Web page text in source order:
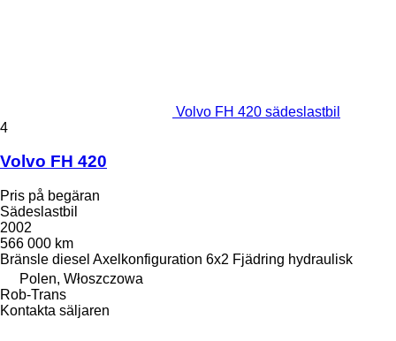
Volvo FH 420 sädeslastbil
4
Volvo FH 420
Pris på begäran
Sädeslastbil
2002
566 000 km
Bränsle diesel Axelkonfiguration 6x2 Fjädring hydraulisk
Polen, Włoszczowa
Rob-Trans
Kontakta säljaren